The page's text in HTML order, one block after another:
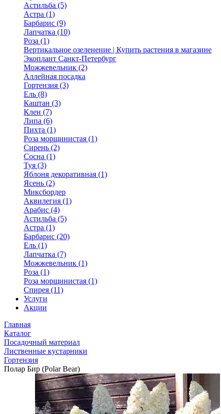
Астильба (5)
Астра (1)
Барбарис (9)
Лапчатка (10)
Роза (1)
Вертикальное озеленение | Купить растения в магазине
Экоплант Санкт-Петербург
Можжевельник (2)
Аллейная посадка
Гортензия (3)
Ель (8)
Каштан (3)
Клен (7)
Липа (6)
Пихта (1)
Роза морщинистая (1)
Сирень (2)
Сосна (1)
Туя (3)
Яблоня декоративная (1)
Ясень (2)
Миксбордер
Аквилегия (1)
Арабис (4)
Астильба (5)
Астра (1)
Барбарис (20)
Ель (1)
Лапчатка (7)
Можжевельник (1)
Роза (1)
Роза морщинистая (1)
Спирея (11)
Услуги
Акции
Главная
Каталог
Посадочный материал
Лиственные кустарники
Гортензия
Полар Бир (Polar Bear)